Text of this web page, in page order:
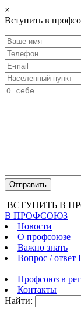
×
Вступить в
ВСТУПИТЬ В
В ПРОФСОЮЗ
Новости
О профсоюзе
Важно знать
Вопрос / ответ
Профсоюз в
Контакты
Найти: